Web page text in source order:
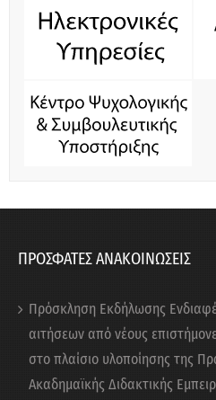
ΠΡΟΣΦΑΤΕΣ ΑΝΑΚΟΙΝΩΣΕΙΣ
Πρόσκληση Εκδήλωσης
αιτήσεων από νέους
στο πλαίσιο υλοποίησης της
Ακαδημαϊκής Διδακτικής